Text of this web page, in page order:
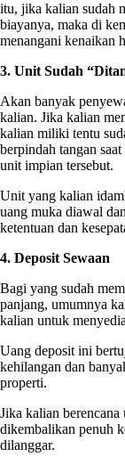
itu, jika kalian sudah
biayanya, maka di
menangani kenaikan
3. Unit Sudah
Akan banyak
kalian. Jika kalian
kalian miliki tentu
berpindah tangan
unit impian tersebut.
Unit yang kalian
uang muka diawal
ketentuan dan
4. Deposit Sewaan
Bagi yang sudah
panjang, umumnya
kalian untuk
Uang deposit ini
kehilangan dan
properti.
Jika kalian
dikembalikan penuh
dilanggar.